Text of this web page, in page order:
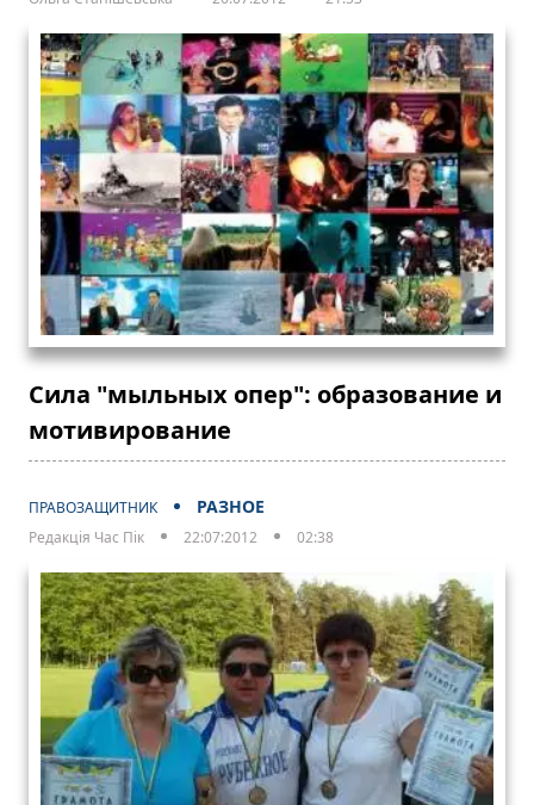
Сила "мыльных опер": образование и
мотивирование
ПРАВОЗАЩИТНИК РАЗНОЕ
Редакція Час Пік 22:07:2012 02:38